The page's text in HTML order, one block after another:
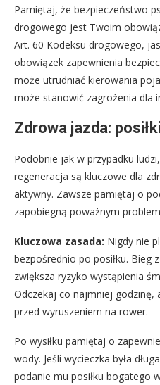
Pamiętaj, że bezpieczeństwo
drogowego jest Twoim
Art. 60 Kodeksu drogowego,
obowiązek zapewnienia
może utrudniać kierowania
może stanowić zagrożenia dla
Zdrowa jazda:
Podobnie jak w przypadku
regeneracja są kluczowe dla
aktywny. Zawsze pamiętaj o
zapobiegną poważnym
Kluczowa zasada: Nigdy nie
bezpośrednio po posiłku. Bieg
zwiększa ryzyko wystąpienia
Odczekaj co najmniej godzinę,
przed wyruszeniem na rower.
Po wysiłku pamiętaj o
wody. Jeśli wycieczka była
podanie mu posiłku bogatego